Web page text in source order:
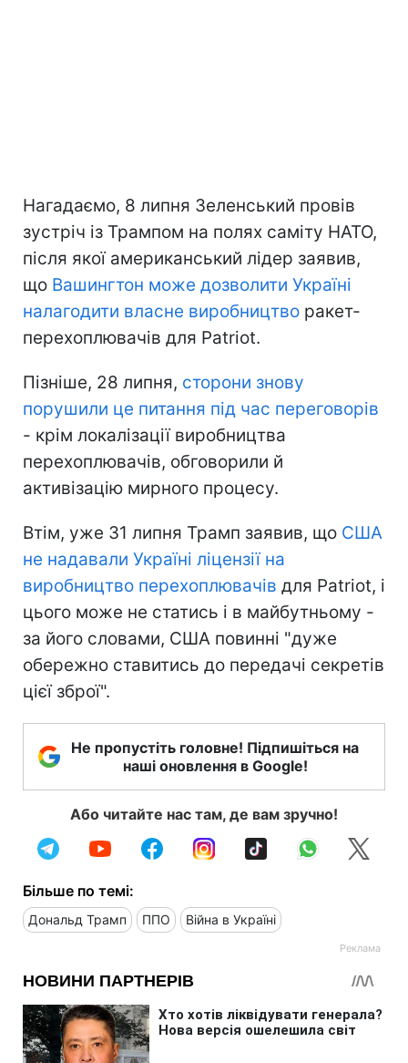
Нагадаємо, 8 липня Зеленський провів
зустріч із Трампом на полях саміту НАТО,
після якої американський лідер заявив,
що Вашингтон може дозволити Україні
налагодити власне виробництво ракет-
перехоплювачів для Patriot.
Пізніше, 28 липня, сторони знову
порушили це питання під час переговорів
- крім локалізації виробництва
перехоплювачів, обговорили й
активізацію мирного процесу.
Втім, уже 31 липня Трамп заявив, що США
не надавали Україні ліцензії на
виробництво перехоплювачів для Patriot, і
цього може не статись і в майбутньому -
за його словами, США повинні "дуже
обережно ставитись до передачі секретів
цієї зброї".
Не пропустіть головне! Підпишіться на
наші оновлення в Google!
Або читайте нас там, де вам зручно!
Більше по темі:
Дональд Трамп ППО Війна в Україні